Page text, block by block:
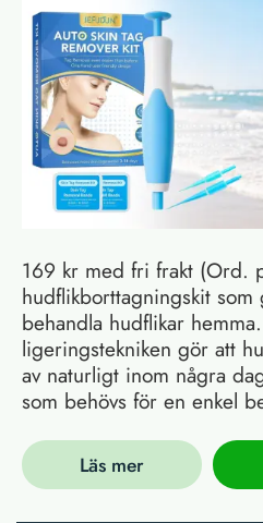
169 kr med fri frakt (Ord.
hudflikborttagningskit
behandla hudflikar
ligeringstekniken gör att
av naturligt inom några
som behövs för en enkel
Läs mer